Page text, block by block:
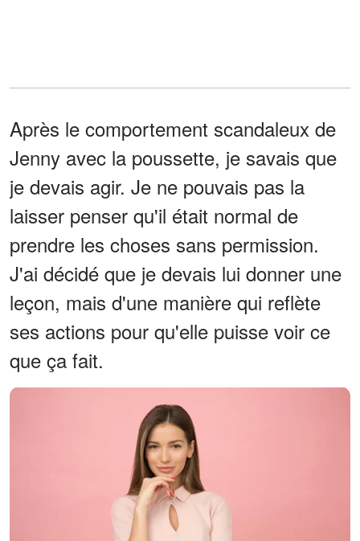
Après le comportement scandaleux de
Jenny avec la poussette, je savais que
je devais agir. Je ne pouvais pas la
laisser penser qu'il était normal de
prendre les choses sans permission.
J'ai décidé que je devais lui donner une
leçon, mais d'une manière qui reflète
ses actions pour qu'elle puisse voir ce
que ça fait.